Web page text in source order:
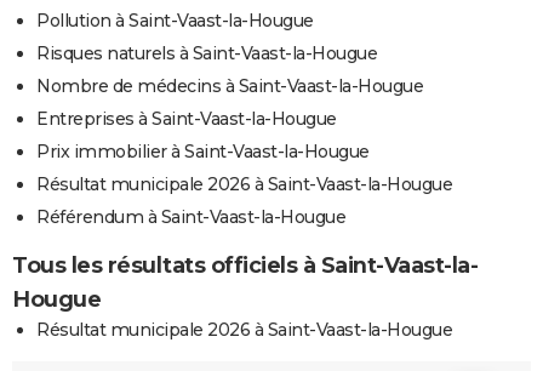
Pollution à Saint-Vaast-la-Hougue
Risques naturels à Saint-Vaast-la-Hougue
Nombre de médecins à Saint-Vaast-la-Hougue
Entreprises à Saint-Vaast-la-Hougue
Prix immobilier à Saint-Vaast-la-Hougue
Résultat municipale 2026 à Saint-Vaast-la-Hougue
Référendum à Saint-Vaast-la-Hougue
Tous les résultats officiels à Saint-Vaast-la-
Hougue
Résultat municipale 2026 à Saint-Vaast-la-Hougue